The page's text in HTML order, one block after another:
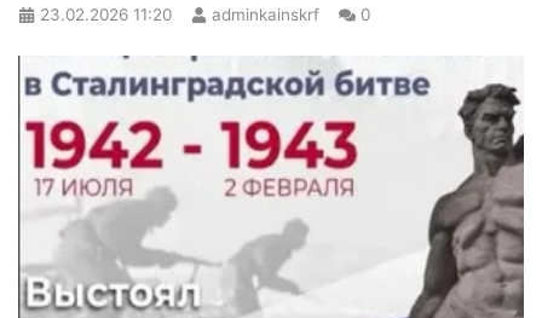
23.02.2026 11:20 adminkainskrf 0